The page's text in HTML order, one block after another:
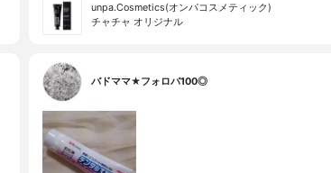
unpa.Cosmetics(オンパコスメティック)
チャチャ オリジナル
バドママ★フォロバ100◎